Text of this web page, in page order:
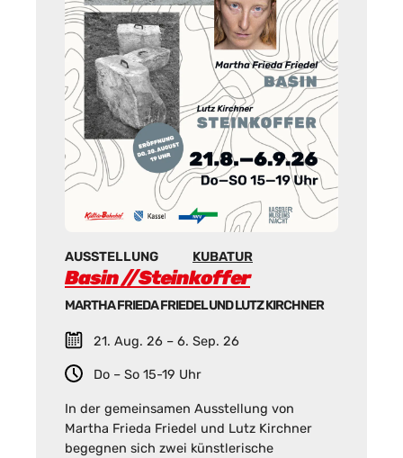
AUSSTELLUNG KUBATUR
Basin //Steinkoffer
MARTHA FRIEDA FRIEDEL UND LUTZ KIRCHNER
21. Aug. 26 – 6. Sep. 26
Do – So 15-19 Uhr
In der gemeinsamen Ausstellung von
Martha Frieda Friedel und Lutz Kirchner
begegnen sich zwei künstlerische